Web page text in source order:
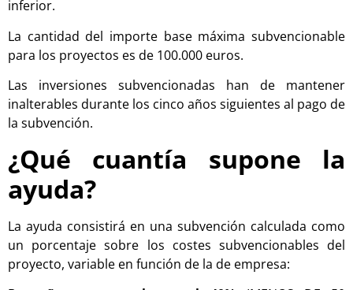
inferior.
La cantidad del importe base máxima subvencionable
para los proyectos es de 100.000 euros.
Las inversiones subvencionadas han de mantener
inalterables durante los cinco años siguientes al pago de
la subvención.
¿Qué cuantía supone la
ayuda?
La ayuda consistirá en una subvención calculada como
un porcentaje sobre los costes subvencionables del
proyecto, variable en función de la de empresa: